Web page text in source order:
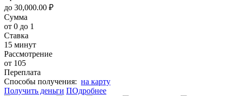
до 30,000.00 ₽
Сумма
от 0 до 1
Ставка
15 минут
Рассмотрение
от 105
Переплата
Cпособы получения: на карту
Получить деньги ПОдробнее